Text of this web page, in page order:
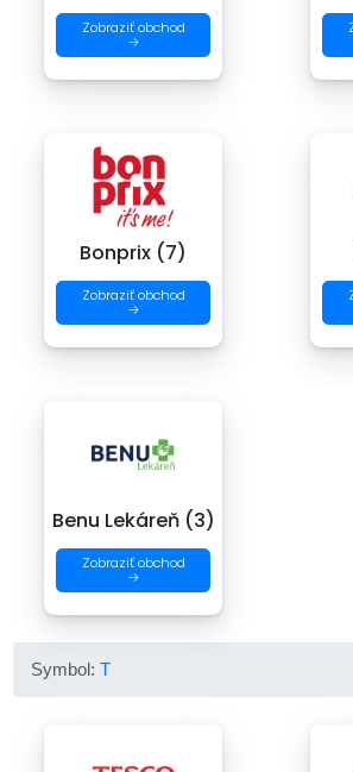
Zobraziť obchod
→
Bonprix (7)
Zobraziť obchod
→
Benu Lekáreň (3)
Zobraziť obchod
→
Symbol:T